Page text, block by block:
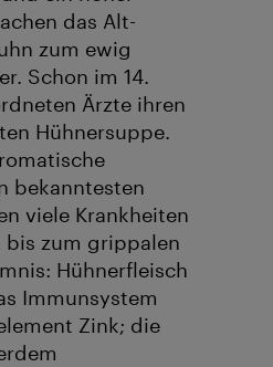
das Alt-
zum ewig
Schon im 14.
Ärzte ihren
Hühnersuppe.
bekanntesten
viele Krankheiten
bis zum grippalen
Hühnerfleisch
Immunsystem
Zink; die